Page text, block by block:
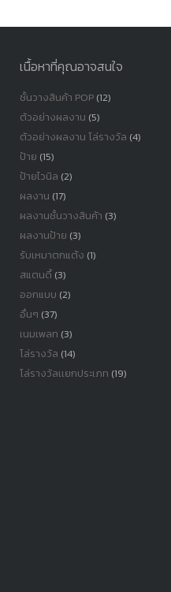
เนื้อหาที่คุณอาจสนใจ
ชั้นวางสินค้า POP(12)
ตัวอย่างผลงาน (5)
ตัวอย่างผลงาน โล่รางวัล (4)
ป้าย (15)
ป้ายไวนิล (2)
ผลงาน (17)
ผลงานชั้นวางสินค้า (3)
ผลงานป้าย (3)
รับเหมาตกแต้ง (1)
สแตนดี้(3)
ออกแบบ (2)
อื่นๆ (37)
เนมเพลท (3)
โล่รางวัล (14)
โล่รางวัลเเยกประเภท (19)